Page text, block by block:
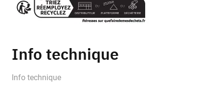
Info technique
Info technique